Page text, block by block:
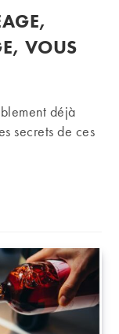
VOUS
déjà
secrets de ces
délestage, remontage,